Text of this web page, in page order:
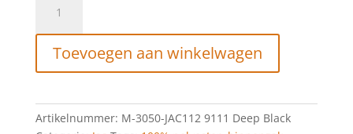
Industries
Jacket
Deep
Black
Toevoegen aan winkelwagen
Artikelnummer: M-3050-JAC112 9111 Deep Black